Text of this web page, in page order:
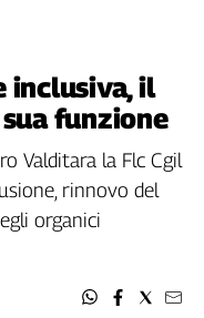
inclusiva, il
funzione
Valditara la Flc Cgil
rinnovo del
organici